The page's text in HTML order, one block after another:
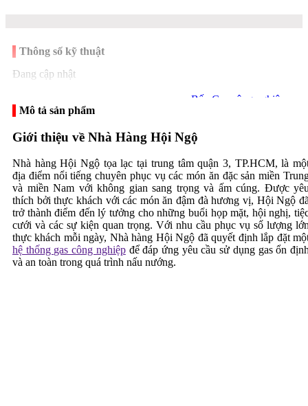
Bếp Gas công nghiệp
Thi công hệ thống gas
công nghiệp
Bếp công nghiệp
Thông số kỹ thuật
Đang cập nhật
Mô tả sản phẩm
Giới thiệu về Nhà Hàng Hội Ngộ
Nhà hàng Hội Ngộ tọa lạc tại trung tâm quận 3, TP.HCM, là
địa điểm nổi tiếng chuyên phục vụ các món ăn đặc sản miền
và miền Nam với không gian sang trọng và ấm cúng. Được
thích bởi thực khách với các món ăn đậm đà hương vị, Hội Ngộ
trở thành điểm đến lý tưởng cho những buổi họp mặt, hội nghị,
cưới và các sự kiện quan trọng. Với nhu cầu phục vụ số lượng
thực khách mỗi ngày, Nhà hàng Hội Ngộ đã quyết định lắp đặt
hệ thống gas công nghiệpđể đáp ứng yêu cầu sử dụng gas ổn
và an toàn trong quá trình nấu nướng.